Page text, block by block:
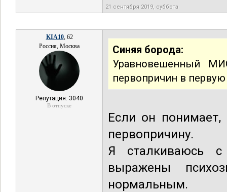
21 сентября 2019, суббота
KIA10, 62
Россия, Москва
Репутация: 3040
В отпуске
Синяя борода:
Уравновешенный
первопричин в
Если он
первопричину.
Я сталкиваюсь
выражены
нормальным.